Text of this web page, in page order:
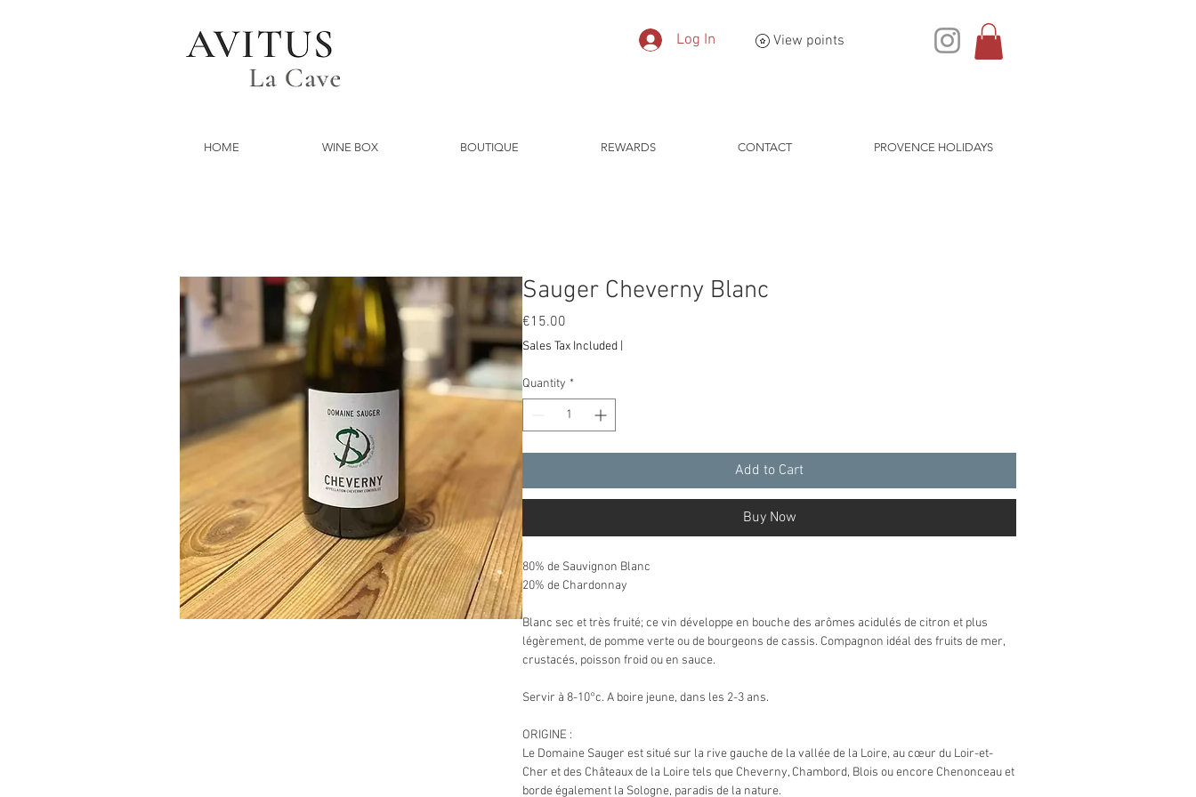
Log In View points
HOME WINE BOX BOUTIQUE REWARDS CONTACT PROVENCE HOLIDAYS
Sauger Cheverny Blanc
€15.00
Sales Tax Included
Quantity *
Add to Cart
Buy Now
80% de Sauvignon Blanc
20% de Chardonnay
Blanc sec et très fruité; ce vin développe en bouche des arômes acidulés de citron et plus
légèrement, de pomme verte ou de bourgeons de cassis. Compagnon idéal des fruits de mer,
crustacés, poisson froid ou en sauce.
Servir à 8-10°c. A boire jeune, dans les 2-3 ans.
ORIGINE :
Le Domaine Sauger est situé sur la rive gauche de la vallée de la Loire, au cœur du Loir-et-
Cher et des Châteaux de la Loire tels que Cheverny, Chambord, Blois ou encore Chenonceau et
borde également la Sologne, paradis de la nature.